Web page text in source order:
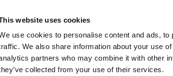
website uses cookies
use cookies to personalise content and ads,
We also share information about your use
partners who may combine it with other
collected from your use of their services.
til professionelle og entusiaster
Køkkenredskaber Gryder & Pander Grill